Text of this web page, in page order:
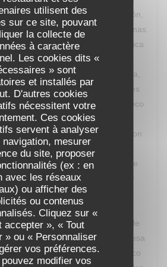
utilisent des
sur ce site, pouvant
la collecte de
à caractère
Les cookies dits «
» sont
et installés par
D'autres cookies
nécessitent votre
Ces cookies
servent à analyser
navigation, mesurer
du site, proposer
(ex : en
avec les réseaux
ou afficher des
ou contenus
Cliquez sur «
accepter », « Tout
» ou « Personnaliser
vos préférences.
pouvez modifier vos
de los ingredientes y elaboración,
los múltiples sabores y aromas.
Dubarry revisité” una crema clásica
y con la coliflor como
d’Arguin” un guiño a Mauritania,
mousse de foie gras y calamares
“Fricassée de Saint-Jaques coco
interpretación de un plato
vieiras, “Pièce de boeuf grillé” con
polenta crujiente, compota de
cerrando con un postre de
tinto especiado, crema de vainilla y
maridaje lo aportó un Château
Con frecuencia el Chef va
para observar la reacción de
saliendo en la sobremesa
procesos. Un desfile de auténtico